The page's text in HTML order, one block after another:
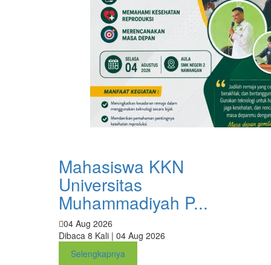
Mahasiswa KKN
Universitas
Muhammadiyah P...
04 Aug 2026
Dibaca 8 Kali | 04 Aug 2026
Selengkapnya